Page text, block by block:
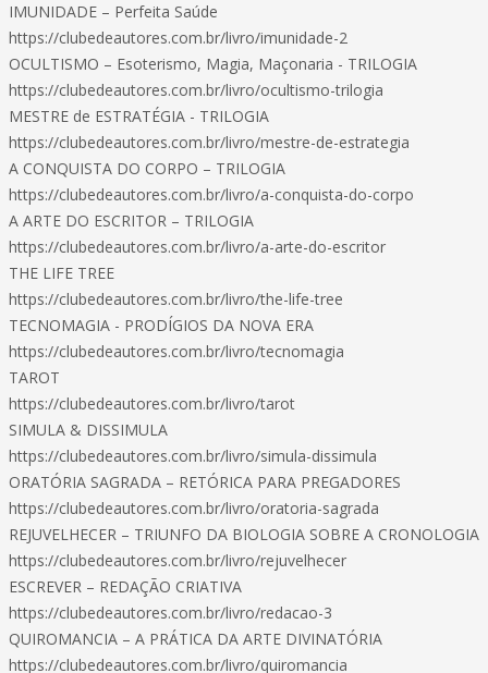
IMUNIDADE – Perfeita Saúde
https://clubedeautores.com.br/livro/imunidade-2
OCULTISMO – Esoterismo, Magia, Maçonaria - TRILOGIA
https://clubedeautores.com.br/livro/ocultismo-trilogia
MESTRE de ESTRATÉGIA - TRILOGIA
https://clubedeautores.com.br/livro/mestre-de-estrategia
A CONQUISTA DO CORPO – TRILOGIA
https://clubedeautores.com.br/livro/a-conquista-do-corpo
A ARTE DO ESCRITOR – TRILOGIA
https://clubedeautores.com.br/livro/a-arte-do-escritor
THE LIFE TREE
https://clubedeautores.com.br/livro/the-life-tree
TECNOMAGIA - PRODÍGIOS DA NOVA ERA
https://clubedeautores.com.br/livro/tecnomagia
TAROT
https://clubedeautores.com.br/livro/tarot
SIMULA & DISSIMULA
https://clubedeautores.com.br/livro/simula-dissimula
ORATÓRIA SAGRADA – RETÓRICA PARA PREGADORES
https://clubedeautores.com.br/livro/oratoria-sagrada
REJUVELHECER – TRIUNFO DA BIOLOGIA SOBRE A CRONOLOGIA
https://clubedeautores.com.br/livro/rejuvelhecer
ESCREVER – REDAÇÃO CRIATIVA
https://clubedeautores.com.br/livro/redacao-3
QUIROMANCIA – A PRÁTICA DA ARTE DIVINATÓRIA
https://clubedeautores.com.br/livro/quiromancia